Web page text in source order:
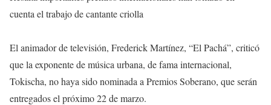
cuenta el trabajo de cantante criolla
El animador de televisión, Frederick Martínez, “El Pachá”, criticó
que la exponente de música urbana, de fama internacional,
Tokischa, no haya sido nominada a Premios Soberano, que serán
entregados el próximo 22 de marzo.